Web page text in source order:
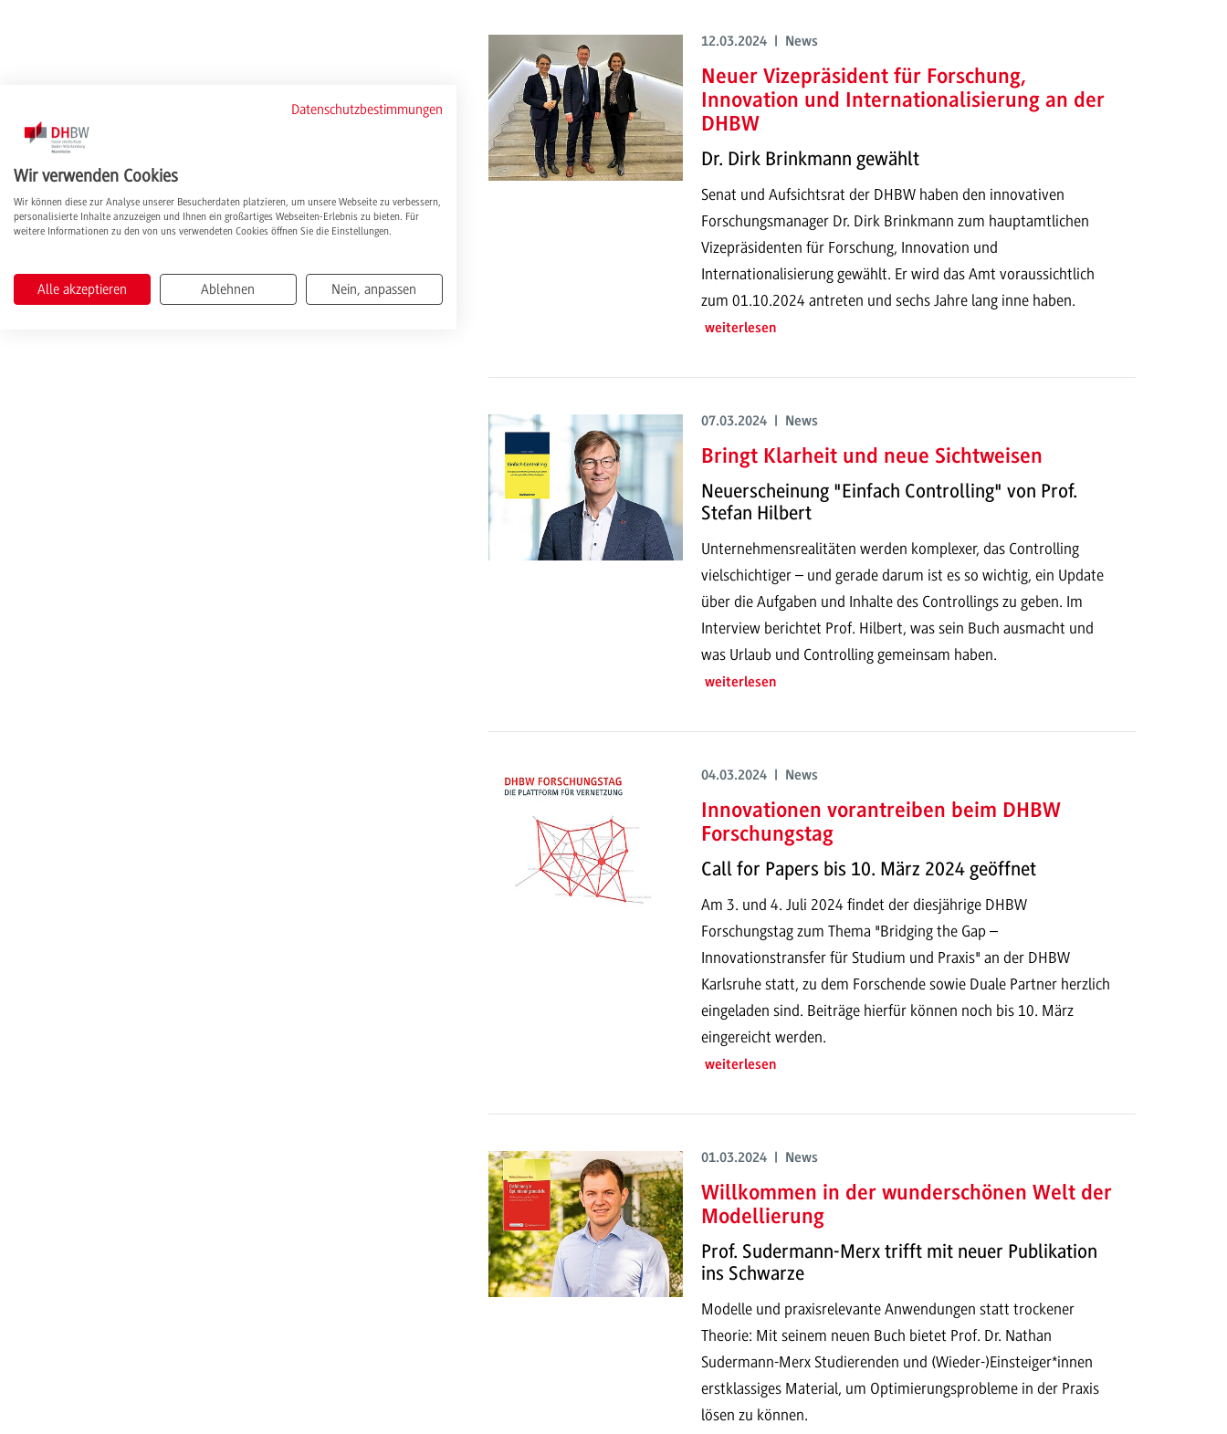
12.03.2024 | News
Neuer Vizepräsident für Forschung,
Innovation und Internationalisierung an der
DHBW
Dr. Dirk Brinkmann gewählt
Senat und Aufsichtsrat der DHBW haben den innovativen
Forschungsmanager Dr. Dirk Brinkmann zum hauptamtlichen
Vizepräsidenten für Forschung, Innovation und
Internationalisierung gewählt. Er wird das Amt voraussichtlich
zum 01.10.2024 antreten und sechs Jahre lang inne haben.
weiterlesen
07.03.2024 | News
Bringt Klarheit und neue Sichtweisen
Neuerscheinung "Einfach Controlling" von Prof.
Stefan Hilbert
Unternehmensrealitäten werden komplexer, das Controlling
vielschichtiger – und gerade darum ist es so wichtig, ein Update
über die Aufgaben und Inhalte des Controllings zu geben. Im
Interview berichtet Prof. Hilbert, was sein Buch ausmacht und
was Urlaub und Controlling gemeinsam haben.
weiterlesen
04.03.2024 | News
Innovationen vorantreiben beim DHBW
Forschungstag
Call for Papers bis 10. März 2024 geöffnet
Am 3. und 4. Juli 2024 findet der diesjährige DHBW
Forschungstag zum Thema "Bridging the Gap –
Innovationstransfer für Studium und Praxis" an der DHBW
Karlsruhe statt, zu dem Forschende sowie Duale Partner herzlich
eingeladen sind. Beiträge hierfür können noch bis 10. März
eingereicht werden.
weiterlesen
01.03.2024 | News
Willkommen in der wunderschönen Welt der
Modellierung
Prof. Sudermann-Merx trifft mit neuer Publikation
ins Schwarze
Modelle und praxisrelevante Anwendungen statt trockener
Theorie: Mit seinem neuen Buch bietet Prof. Dr. Nathan
Sudermann-Merx Studierenden und (Wieder-)Einsteiger*innen
erstklassiges Material, um Optimierungsprobleme in der Praxis
lösen zu können.
Datenschutzbestimmungen
Wir verwenden Cookies
Wir können diese zur Analyse unserer Besucherdaten platzieren, um unsere Webseite zu verbessern,
personalisierte Inhalte anzuzeigen und Ihnen ein großartiges Webseiten-Erlebnis zu bieten. Für
weitere Informationen zu den von uns verwendeten Cookies öffnen Sie die Einstellungen.
Alle akzeptieren Ablehnen Nein, anpassen